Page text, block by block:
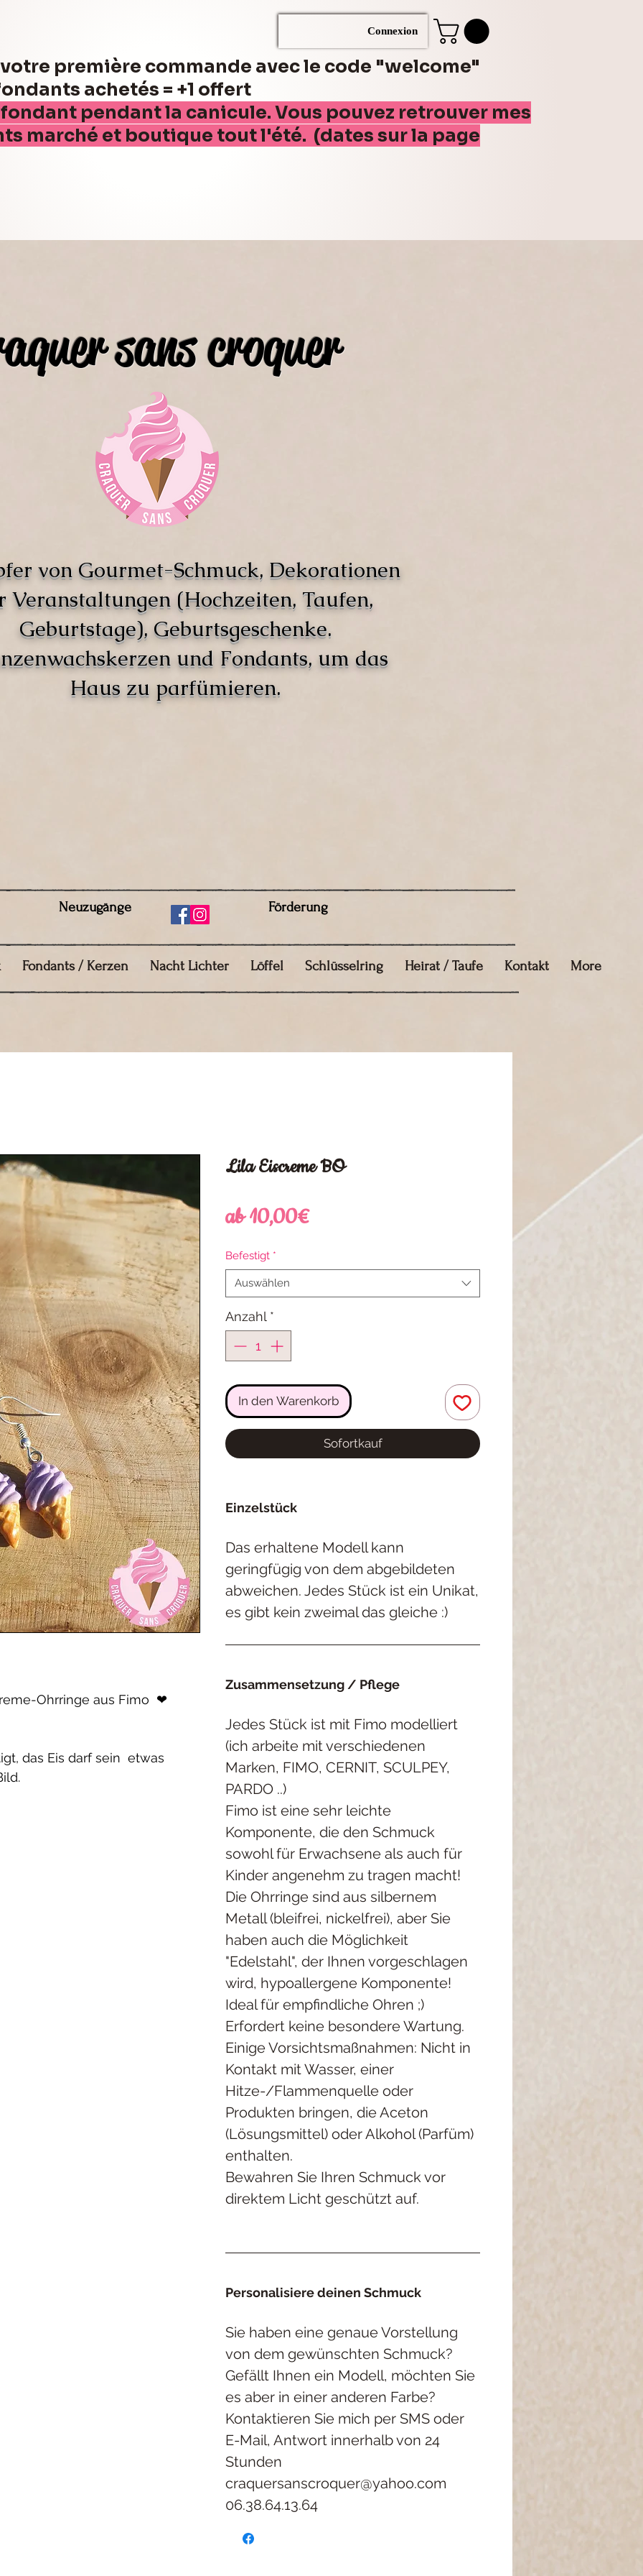
Connexion
première commande avec le code "welcome"
achetés = +1 offert
pendant la canicule. Vous pouvez retrouver mes
marché et boutique tout l'été. (dates sur la page
sans croquer
von Gourmet-Schmuck, Dekorationen
Veranstaltungen (Hochzeiten, Taufen,
Geburtstage), Geburtsgeschenke.
und Fondants, um das
Haus zu parfümieren.
Neuzugänge Förderung
Fondants / Kerzen Nacht Lichter Löffel Schlüsselring Heirat / Taufe Kontakt More
Ohrringe aus Fimo ❤
das Eis darf sein etwas
Lila Eiscreme BO
ab10,00€Sale-
Befestigt *
Auswählen
Anzahl *
In den Warenkorb
Sofortkauf
Einzelstück
Das erhaltene Modell kann
geringfügig von dem abgebildeten
abweichen. Jedes Stück ist ein Unikat,
es gibt kein zweimal das gleiche :)
Zusammensetzung / Pflege
Jedes Stück ist mit Fimo modelliert
(ich arbeite mit verschiedenen
Marken, FIMO, CERNIT, SCULPEY,
PARDO ..)
Fimo ist eine sehr leichte
Komponente, die den Schmuck
sowohl für Erwachsene als auch für
Kinder angenehm zu tragen macht!
Die Ohrringe sind aus silbernem
Metall (bleifrei, nickelfrei), aber Sie
haben auch die Möglichkeit
"Edelstahl", der Ihnen vorgeschlagen
wird, hypoallergene Komponente!
Ideal für empfindliche Ohren ;)
Erfordert keine besondere Wartung.
Einige Vorsichtsmaßnahmen: Nicht in
Kontakt mit Wasser, einer
Hitze-/Flammenquelle oder
Produkten bringen, die Aceton
(Lösungsmittel) oder Alkohol (Parfüm)
enthalten.
Bewahren Sie Ihren Schmuck vor
direktem Licht geschützt auf.
Personalisiere deinen Schmuck
Sie haben eine genaue Vorstellung
von dem gewünschten Schmuck?
Gefällt Ihnen ein Modell, möchten Sie
es aber in einer anderen Farbe?
Kontaktieren Sie mich per SMS oder
E-Mail, Antwort innerhalb von 24
Stunden
craquersanscroquer@yahoo.com
06.38.64.13.64